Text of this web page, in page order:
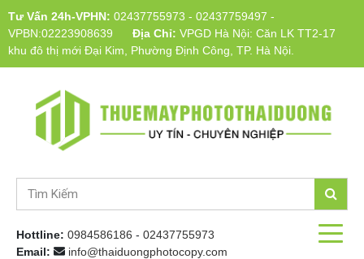
Tư Vấn 24h-VPHN: 02437755973 - 02437759497 -
VPBN:02223908639
Địa Chỉ: VPGD Hà Nội: Căn LK TT2-17
khu đô thị mới Đại Kim, Phường Định Công, TP. Hà Nội.
Hottline: 0984586186 - 02437755973
Email:
info@thaiduongphotocopy.com